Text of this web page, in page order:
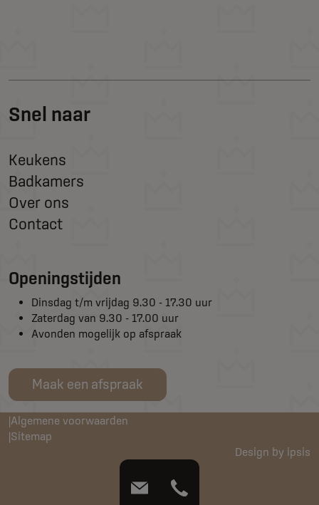
Snel naar
Keukens
Badkamers
Over ons
Contact
Openingstijden
Dinsdag t/m vrijdag 9.30 - 17.30 uur
Zaterdag van 9.30 - 17.00 uur
Avonden mogelijk op afspraak
Maak een afspraak
Algemene voorwaarden
Sitemap
Design by ipsis